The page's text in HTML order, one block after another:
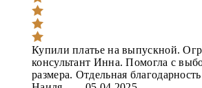
Купили платье на выпускной.
консультант Инна. Помогла с
размера. Отдельная